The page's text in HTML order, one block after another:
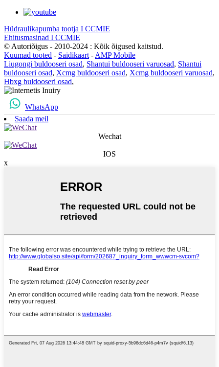
Hüdraulikapumba tootja I CCMIE
Ehitusmasinad I CCMIE
© Autoriõigus - 2010-2024 : Kõik õigused kaitstud.
Kuumad tooted - Saidikaart - AMP Mobile
Liugongi buldooseri osad, Shantui buldooseri varuosad, Shantui
buldooseri osad, Xcmg buldooseri osad, Xcmg buldooseri varuosad,
Hbxg buldooseri osad,
WhatsApp
Saada meil
Wechat
IOS
x